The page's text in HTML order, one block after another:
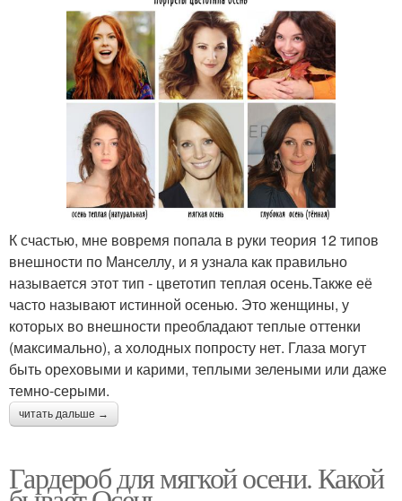
К счастью, мне вовремя попала в руки теория 12 типов
внешности по Манселлу, и я узнала как правильно
называется этот тип - цветотип теплая осень.Также её
часто называют истинной осенью. Это женщины, у
которых во внешности преобладают теплые оттенки
(максимально), а холодных попросту нет. Глаза могут
быть ореховыми и карими, теплыми зелеными или даже
темно-серыми.
читать дальше →
Гардероб для мягкой осени. Какой